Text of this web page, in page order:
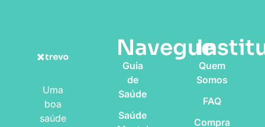
Uma
boa
saúde
Navegue
Guia
de
Saúde
Saúde
Quem
Somos
FAQ
Compra